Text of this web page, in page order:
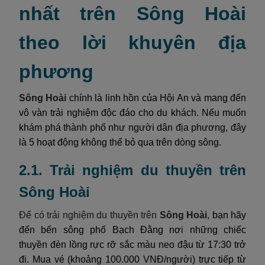
nhất trên Sông Hoài
theo lời khuyên địa
phương
Sông Hoài chính là linh hồn của Hội An và mang đến
vô vàn trải nghiệm độc đáo cho du khách. Nếu muốn
khám phá thành phố như người dân địa phương, đây
là 5 hoạt động không thể bỏ qua trên dòng sông.
2.1. Trải nghiệm du thuyền trên
Sông Hoài
Để có trải nghiệm du thuyền trên Sông Hoài, bạn hãy
đến bến sông phố Bạch Đằng nơi những chiếc
thuyền đèn lồng rực rỡ sắc màu neo đậu từ 17:30 trở
đi. Mua vé (khoảng 100.000 VNĐ/người) trực tiếp từ